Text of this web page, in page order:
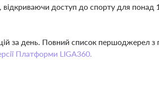
доступ до спорту для понад
за день. Повний список першоджерел з
Платформи LIGA360.